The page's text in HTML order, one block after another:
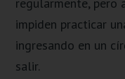
regularmente, pero
impiden practicar
ingresando en un
salir.